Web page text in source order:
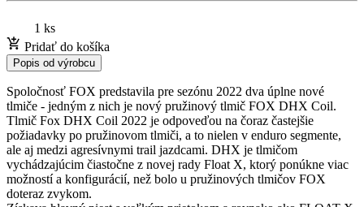
1 ks
Pridať do košíka
Popis od výrobcu
Spoločnosť FOX predstavila pre sezónu 2022 dva úplne nové
tlmiče - jedným z nich je nový pružinový tlmič FOX DHX Coil.
Tlmič Fox DHX Coil 2022 je odpoveďou na čoraz častejšie
požiadavky po pružinovom tlmiči, a to nielen v enduro segmente,
ale aj medzi agresívnymi trail jazdcami. DHX je tlmičom
vychádzajúcim čiastočne z novej rady Float X, ktorý ponúkne viac
možností a konfigurácií, než bolo u pružinových tlmičov FOX
doteraz zvykom.